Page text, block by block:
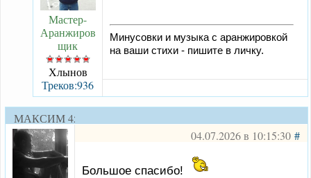
Мастер-
Аранжиров
щик
Хлынов
Треков:936
Минусовки и музыка с аранжировкой
на ваши стихи - пишите в личку.
МАКСИМ 45
04.07.2026 в 10:15:30#
Большое спасибо!